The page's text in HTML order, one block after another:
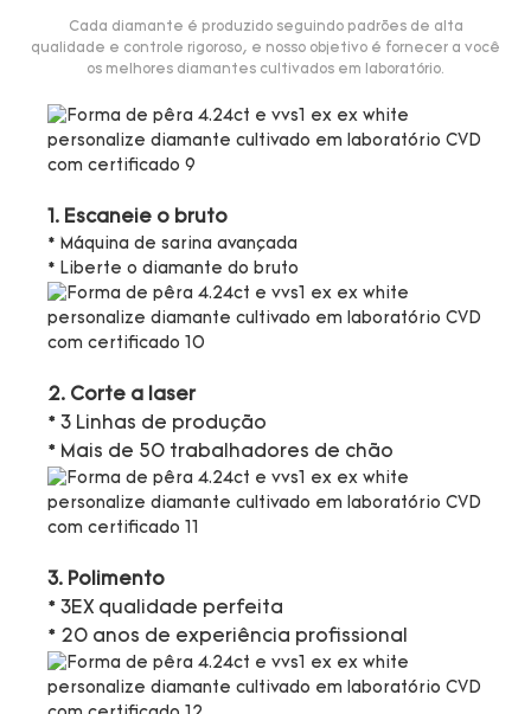
Cada diamante é produzido seguindo padrões de alta
qualidade e controle rigoroso, e nosso objetivo é fornecer a você
os melhores diamantes cultivados em laboratório.
1. Escaneie o bruto
* Máquina de sarina avançada
* Liberte o diamante do bruto
2. Corte a laser
* 3 Linhas de produção
* Mais de 50 trabalhadores de chão
3. Polimento
* 3EX qualidade perfeita
* 20 anos de experiência profissional